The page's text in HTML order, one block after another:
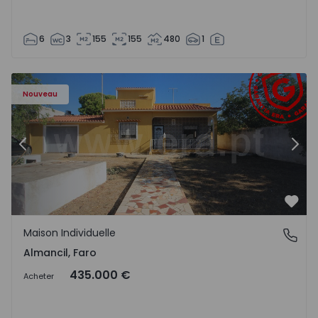
6 3 155 155 480 1
Nouveau
Précédent
Almancil, Faro
Maison Individuelle
Almancil, Faro
Acheter 435.000 €